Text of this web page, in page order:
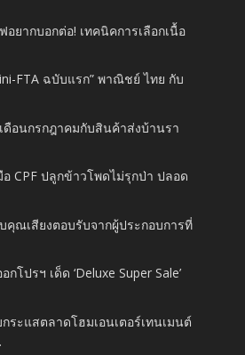
อยากบอกต่อ! เทคนิคการเลือกเนื้อ
FTA ฉบับแรก” พาณิชย์ ไทย กับ
ดือนกรกฎาคมกับสินค้าส่งบ้านรา
อ CPF ปลูกข้าวโพดไม่รุกป่า ปลอด
คุณเสียงตอบรับจากผู้ประกอบการที่
กโปรฯ เด็ด ‘Deluxe Super Sale’
ระแสตลาดโฮมเอนเตอร์เทนเมนต์